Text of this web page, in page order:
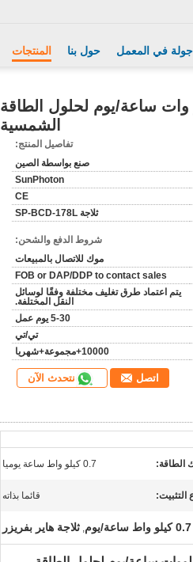
المنتجات حول بنا جولة في المعمل
لترًا مع استهلاك طاقة يبلغ 0.7 كيلو وات ساعة/يوم لحلول الطاقة
الشمسية
تفاصيل المنتج:
صنع بواسطة الصين
SunPhoton
CE
ثلاجة SP-BCD-178L
شروط الدفع والشحن:
موك للاتصال بالمبيعات
FOB or DAP/DDP to contact sales
يتم اعتماد طرق تغليف مختلفة وفقًا لوسائل
النقل المختلفة.
5-30 يوم عمل
تي/تي
10000+مجموعة+شهريا
اتصل نتحدث الآن
الطاقة: 0.7 كيلو واط ساعة يوميا
التثبيت: قائما بذاته
0.7 كيلو واط ساعة/يوم , ثلاجة هاير بفريزر